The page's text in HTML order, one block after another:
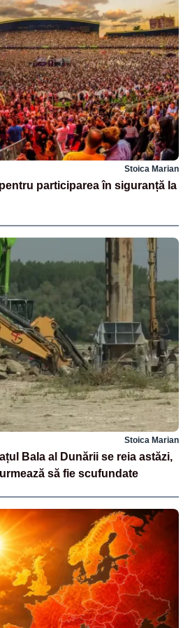
Stoica Marian
participarea în siguranță la
Stoica Marian
Bala al Dunării se reia astăzi,
să fie scufundate